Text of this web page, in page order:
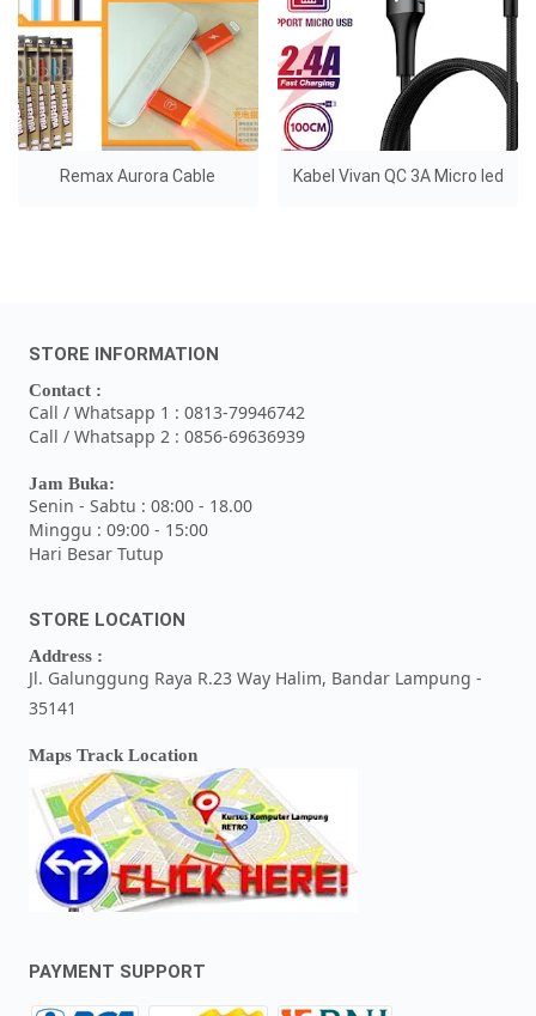
Remax Aurora Cable Kabel Vivan QC 3A Micro led
STORE INFORMATION
Contact :
Call / Whatsapp 1 : 0813-79946742
Call / Whatsapp 2 : 0856-69636939
Jam Buka:
Senin - Sabtu : 08:00 - 18.00
Minggu : 09:00 - 15:00
Hari Besar Tutup
STORE LOCATION
Address :
Jl. Galunggung Raya R.23 Way Halim, Bandar Lampung -
35141
Maps Track Location
PAYMENT SUPPORT